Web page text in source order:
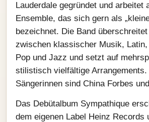
Lauderdale gegründet und arbeitet
Ensemble, das sich gern als
bezeichnet. Die Band
zwischen klassischer Musik,
Pop und Jazz und setzt auf
stilistisch vielfältige Arrangements.
Sängerinnen sind China Forbes
Das Debütalbum Sympathique
dem eigenen Label Heinz Records